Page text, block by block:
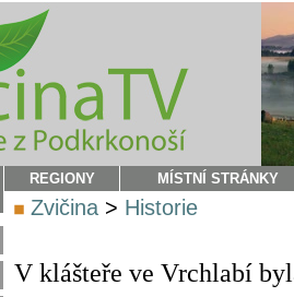
REGIONY MÍSTNÍ STRÁNKY
Zvičina > Historie
V klášteře ve Vrchlabí